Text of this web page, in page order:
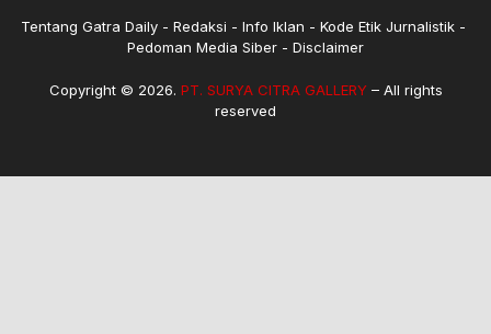
Tentang Gatra Daily Redaksi Info Iklan
Kode Etik Jurnalistik
Pedoman Media Siber
Disclaimer
Copyright © 2026. PT. SURYA CITRA GALLERY– All rights
reserved